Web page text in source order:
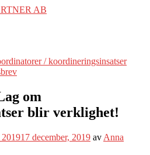
/ koordineringsinsatser
om
blir verklighet!
201917 december, 2019 av Anna